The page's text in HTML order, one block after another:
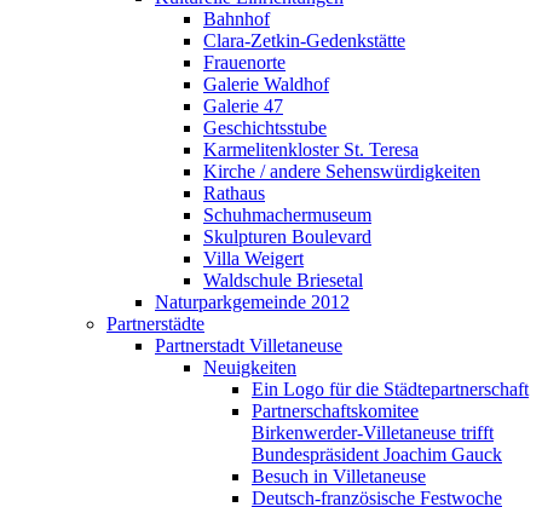
Bahnhof
Clara-Zetkin-Gedenkstätte
Frauenorte
Galerie Waldhof
Galerie 47
Geschichtsstube
Karmelitenkloster St. Teresa
Kirche / andere Sehenswürdigkeiten
Rathaus
Schuhmachermuseum
Skulpturen Boulevard
Villa Weigert
Waldschule Briesetal
Naturparkgemeinde 2012
Partnerstädte
Partnerstadt Villetaneuse
Neuigkeiten
Ein Logo für die Städtepartnerschaft
Partnerschaftskomitee
Birkenwerder-Villetaneuse trifft
Bundespräsident Joachim Gauck
Besuch in Villetaneuse
Deutsch-französische Festwoche